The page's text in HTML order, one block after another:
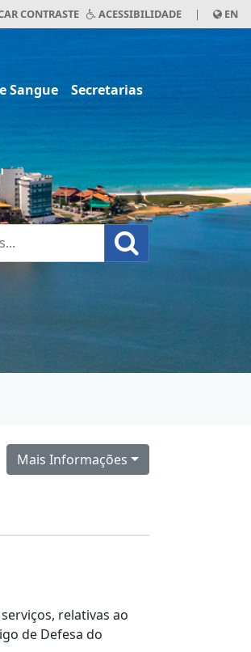
CONTRASTE ACESSIBILIDADE | EN
Sangue Secretarias
Mais Informações
relativas ao
de Defesa do